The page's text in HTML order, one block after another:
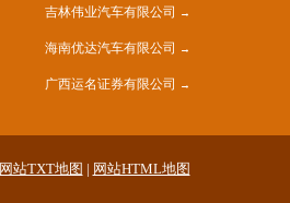
吉林伟业汽车有限公司
海南优达汽车有限公司
广西运名证券有限公司
网站TXT地图 | 网站HTML地图